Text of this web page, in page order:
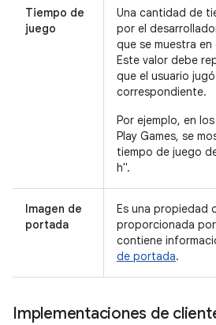
Tiempo de
juego
Una cantidad de
por el
que se muestra
Este valor debe
que el usuario
correspondiente.
Por ejemplo, en
Play Games, se
tiempo de juego
h".
Imagen de
portada
Es una propiedad
proporcionada
contiene
de portada.
Implementaciones de